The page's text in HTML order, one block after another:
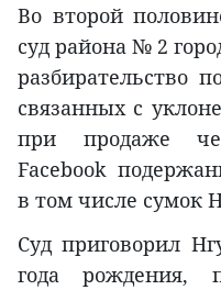
Во второй
суд района № 2
разбирательство
связанных с
при продаже
Facebook
в том числе сумок
Суд приговорил
года рождения,